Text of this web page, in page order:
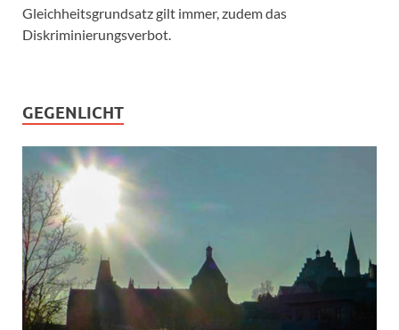
Gleichheitsgrundsatz gilt immer, zudem das
Diskriminierungsverbot.
GEGENLICHT